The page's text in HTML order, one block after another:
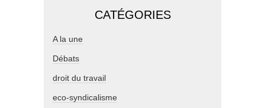
CATÉGORIES
A la une
Débats
droit du travail
eco-syndicalisme